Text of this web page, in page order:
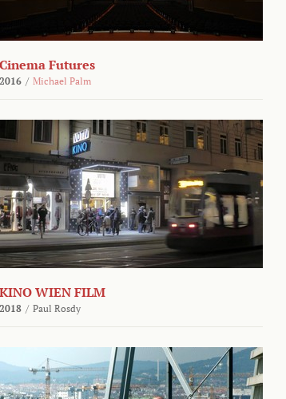
Cinema Futures
2016 / Michael Palm
KINO WIEN FILM
2018 / Paul Rosdy